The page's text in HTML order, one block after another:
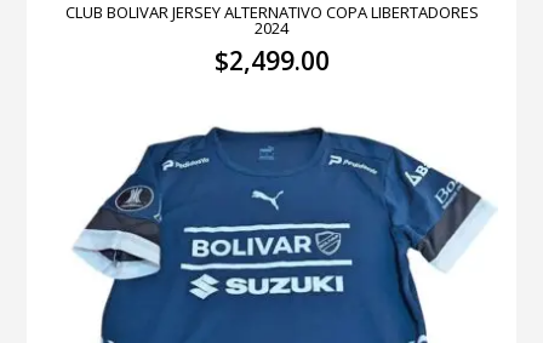
CLUB BOLIVAR JERSEY ALTERNATIVO COPA LIBERTADORES
2024
$2,499.00